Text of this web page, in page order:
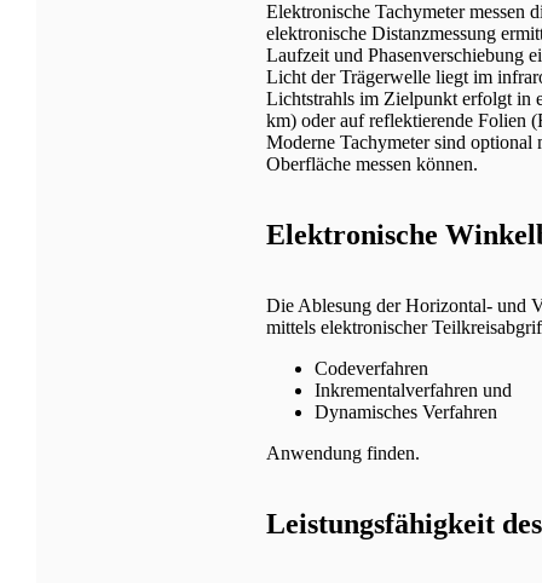
Elektronische Tachymeter messen
elektronische Distanzmessung
Laufzeit und Phasenverschiebung
Licht der Trägerwelle liegt im
Lichtstrahls im Zielpunkt erfolgt in
km) oder auf reflektierende Folien
Moderne Tachymeter sind optional
Oberfläche messen können.
Elektronische
Die Ablesung der Horizontal- und
mittels elektronischer
Codeverfahren
Inkrementalverfahren und
Dynamisches Verfahren
Anwendung finden.
Leistungsfähigkeit